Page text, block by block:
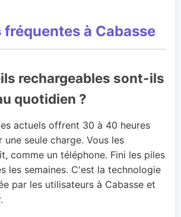
à Cabasse
rechargeables sont-ils
quotidien ?
actuels offrent 30 à 40 heures
seule charge. Vous les
comme un téléphone. Fini les piles
les semaines. C'est la technologie
par les utilisateurs à Cabasse et